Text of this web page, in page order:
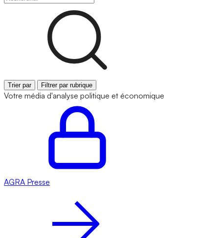
Trier par Filtrer par rubrique
Votre média d'analyse politique et économique
AGRA Presse